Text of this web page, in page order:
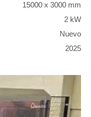
15000 x 3000 mm
2 kW
Nuevo
2025